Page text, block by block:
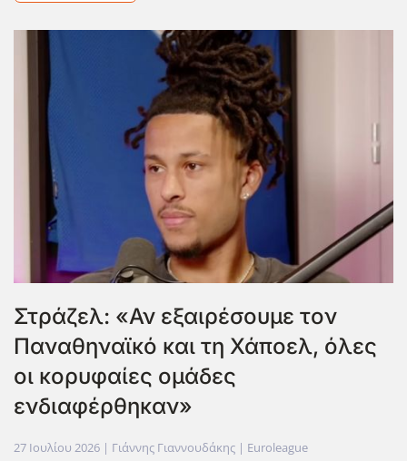
Στράζελ: «Αν εξαιρέσουμε τον
Παναθηναϊκό και τη Χάποελ, όλες
οι κορυφαίες ομάδες
ενδιαφέρθηκαν»
27 Ιουλίου 2026 | Γιάννης Γιαννουδάκης | Euroleague